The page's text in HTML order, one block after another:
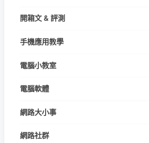
開箱文 & 評測
手機應用教學
電腦小教室
電腦軟體
網路大小事
網路社群